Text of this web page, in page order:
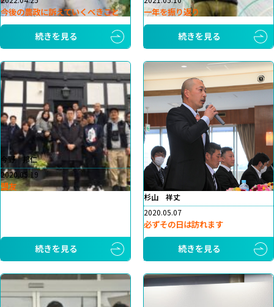
今後の農政に訴えていくべきこと
続きを見る
一年を振り返り
続きを見る
今野 邦仁
2020.05.19
盟友
続きを見る
杉山 祥丈
2020.05.07
必ずその日は訪れます
続きを見る